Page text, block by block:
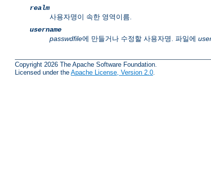
realm
사용자명이 속한 영역이름.
username
passwdfile에 만들거나 수정할 사용자명. 파일에
Copyright 2026 The Apache Software Foundation.
Licensed under the Apache License, Version 2.0.